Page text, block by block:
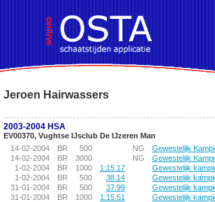
Jeroen Hairwassers
2003-2004 HSA
EV00370, Vughtse IJsclub De IJzeren Man
14-02-2004
BR 500 NG
Gewestelijk
14-02-2004
BR 3000 NG
Gewestelijk
1-02-2004
BR 1000 1:15.17
Gewestelijk
1-02-2004
BR 500 38.14
Gewestelijk
31-01-2004
BR 500 37.99
Gewestelijk
31-01-2004
BR 1000 1:15.51
Gewestelijk